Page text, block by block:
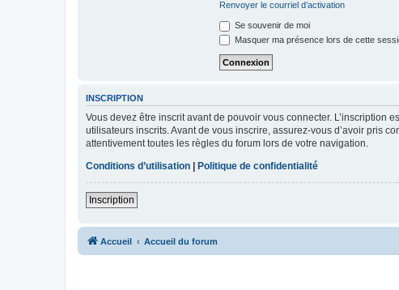
Renvoyer le courriel d’activation
Se souvenir de moi
Masquer ma présence lors de cette
INSCRIPTION
Vous devez être inscrit avant de pouvoir vous connecter.
utilisateurs inscrits. Avant de vous inscrire, assurez-vous d’avoir pris
attentivement toutes les règles du forum lors de votre navigation.
Conditions d’utilisation | Politique de confidentialité
Inscription
Accueil Accueil du forum